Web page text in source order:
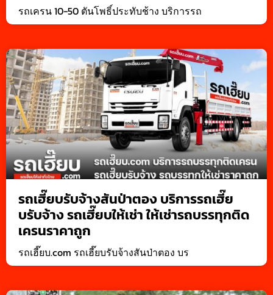
รถเครน 10-50 ตันโพธิ์ประทับช้าง บริการรถ
รถเฮี๊ยบรับจ้างสันป่าตอง บริการรถเฮี๊ย
บรับจ้าง รถเฮี๊ยบให้เช่า ให้เช่ารถบรรทุกติด
เครนราคาถูก
รถเฮี๊ยบ.com รถเฮี๊ยบรับจ้างสันป่าตอง บร